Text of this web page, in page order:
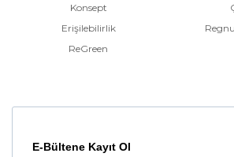
Konsept
Erişilebilirlik
ReGreen
E-Bültene Kayıt Ol